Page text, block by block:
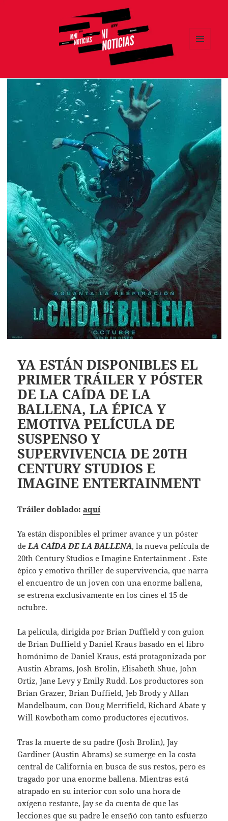
YA ESTÁN DISPONIBLES EL
PRIMER TRÁILER Y PÓSTER
DE LA CAÍDA DE LA
BALLENA, LA ÉPICA Y
EMOTIVA PELÍCULA DE
SUSPENSO Y
SUPERVIVENCIA DE 20TH
CENTURY STUDIOS E
IMAGINE ENTERTAINMENT
Tráiler doblado:aquí
Ya están disponibles el primer avance y un póster
de LA CAÍDA DE LA BALLENA, la nueva película de
20th Century Studios e Imagine Entertainment . Este
épico y emotivo thriller de supervivencia, que narra
el encuentro de un joven con una enorme ballena,
se estrena exclusivamente en los cines el 15 de
octubre.
La película, dirigida por Brian Duffield y con guion
de Brian Duffield y Daniel Kraus basado en el libro
homónimo de Daniel Kraus, está protagonizada por
Austin Abrams, Josh Brolin, Elisabeth Shue, John
Ortiz, Jane Levy y Emily Rudd. Los productores son
Brian Grazer, Brian Duffield, Jeb Brody y Allan
Mandelbaum, con Doug Merrifield, Richard Abate y
Will Rowbotham como productores ejecutivos.
Tras la muerte de su padre (Josh Brolin), Jay
Gardiner (Austin Abrams) se sumerge en la costa
central de California en busca de sus restos, pero es
tragado por una enorme ballena. Mientras está
atrapado en su interior con solo una hora de
oxígeno restante, Jay se da cuenta de que las
lecciones que su padre le enseñó con tanto esfuerzo